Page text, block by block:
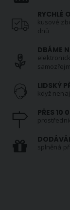
RYCHLÉ
kusové
dnů
DBÁME
LIDSKÝ
když
PŘES 10
splněná